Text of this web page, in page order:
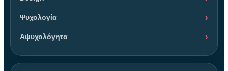
Ψυχολογία
Αψυχολόγητα